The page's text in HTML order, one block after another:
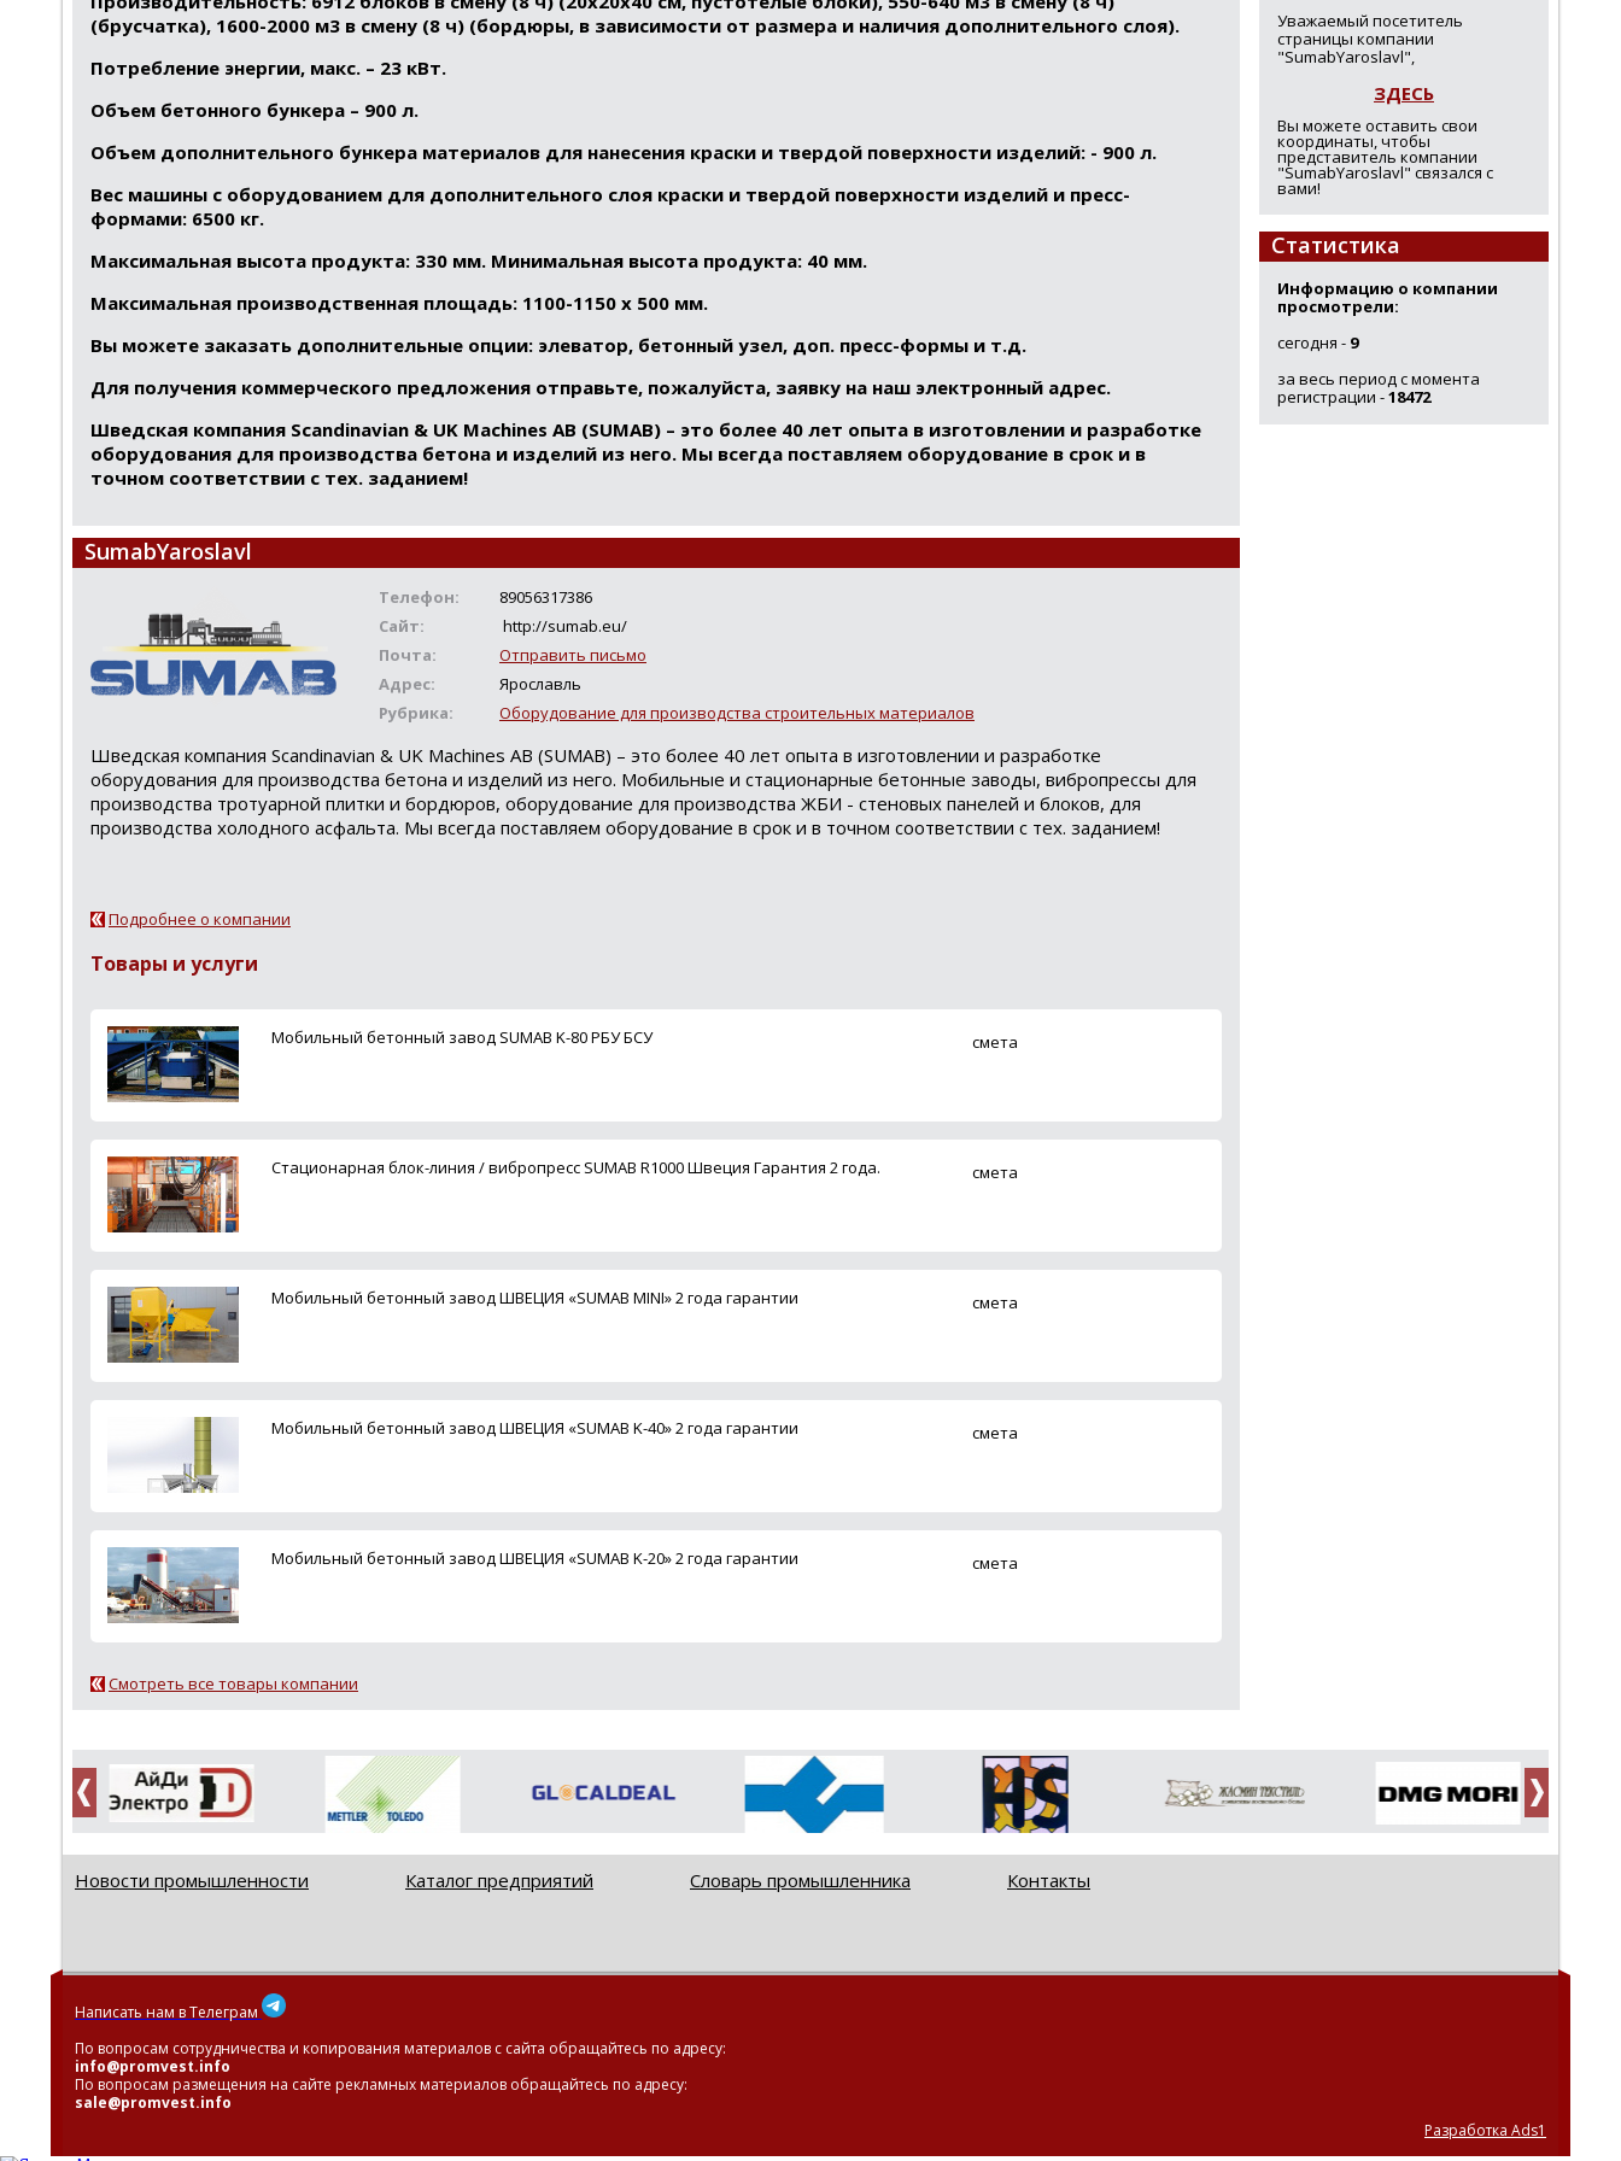
(брусчатка), 1600-2000 м3 в смену (8 ч) (бордюры, в зависимости от размера и наличия дополнительного слоя).
Потребление энергии, макс. – 23 кВт.
Объем бетонного бункера – 900 л.
Объем дополнительного бункера материалов для нанесения краски и твердой поверхности изделий: - 900 л.
Вес машины с оборудованием для дополнительного слоя краски и твердой поверхности изделий и пресс-
формами: 6500 кг.
Максимальная высота продукта: 330 мм. Минимальная высота продукта: 40 мм.
Максимальная производственная площадь: 1100-1150 x 500 мм.
Вы можете заказать дополнительные опции: элеватор, бетонный узел, доп. пресс-формы и т.д.
Для получения коммерческого предложения отправьте, пожалуйста, заявку на наш электронный адрес.
Шведская компания Scandinavian & UK Machines AB (SUMAB) – это более 40 лет опыта в изготовлении и разработке
оборудования для производства бетона и изделий из него. Мы всегда поставляем оборудование в срок и в
точном соответствии с тех. заданием!
SumabYaroslavl
Телефон:
89056317386
Сайт:
http://sumab.eu/
Почта:
Отправить письмо
Адрес:
Ярославль
Рубрика:
Оборудование для производства строительных материалов
Шведская компания Scandinavian & UK Machines AB (SUMAB) – это более 40 лет опыта в изготовлении и разработке
оборудования для производства бетона и изделий из него. Мобильные и стационарные бетонные заводы, вибропрессы для
производства тротуарной плитки и бордюров, оборудование для производства ЖБИ - стеновых панелей и блоков, для
производства холодного асфальта. Мы всегда поставляем оборудование в срок и в точном соответствии с тех. заданием!
Подробнее о компании
Товары и услуги
Мобильный бетонный завод SUMAB K-80 РБУ БСУ смета
Cтационарная блок-линия / вибропресс SUMAB R1000 Швеция Гарантия 2 года. смета
Мобильный бетонный завод ШВЕЦИЯ «SUMAB MINI» 2 года гарантии смета
Мобильный бетонный завод ШВЕЦИЯ «SUMAB K-40» 2 года гарантии смета
Мобильный бетонный завод ШВЕЦИЯ «SUMAB K-20» 2 года гарантии смета
Смотреть все товары компании
Уважаемый посетитель
страницы компании
"SumabYaroslavl",
ЗДЕСЬ
Вы можете оставить свои
координаты, чтобы
представитель компании
"SumabYaroslavl" связался с
вами!
Статистика
Информацию о компании
просмотрели:
сегодня - 9
за весь период с момента
регистрации -18472
Новости промышленности Каталог предприятий Словарь промышленника Контакты
Написать нам в Телеграм
По вопросам сотрудничества и копирования материалов с сайта обращайтесь по адресу:
info@promvest.info
По вопросам размещения на сайте рекламных материалов обращайтесь по адресу:
sale@promvest.info
Разработка Ads1